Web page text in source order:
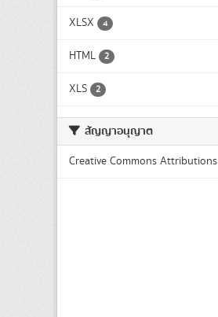
XLSX 4
HTML 2
XLS 2
สัญญาอนุญาต
Creative Commons Attributions